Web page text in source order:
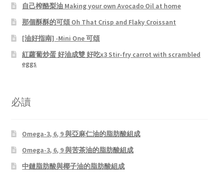
自己榨酪梨油 Making your own Avocado Oil at home
那個酥酥的可頌 Oh That Crisp and Flaky Croissant
[油好指南] -Mini One 可頌
紅蘿蔔炒蛋 好油成雙 好吃x3 Stir-fry carrot with scrambled
eggs
必讀
Omega-3, 6, 9 與亞麻仁油的脂肪酸組成
Omega-3, 6, 9 與苦茶油的脂肪酸組成
中鏈脂肪酸與椰子油的脂肪酸組成